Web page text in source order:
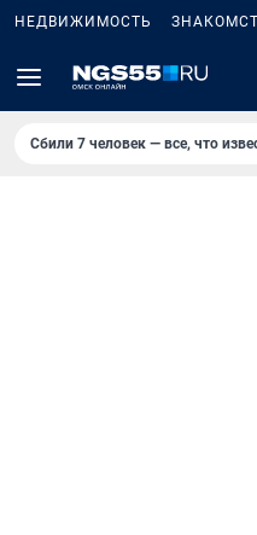
НЕДВИЖИМОСТЬ
Сбили 7 человек — все, что